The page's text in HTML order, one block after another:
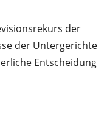
der
der Untergerichte
Entscheidung